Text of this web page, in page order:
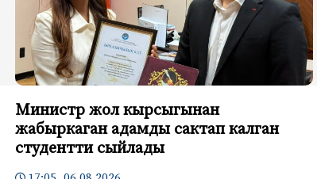
Министр жол кырсыгынан
жабыркаган адамды сактап калган
студентти сыйлады